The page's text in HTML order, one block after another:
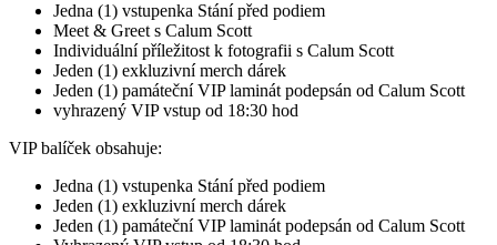
Jedna (1) vstupenka Stání před podiem
Meet & Greet s Calum Scott
Individuální příležitost k fotografii s Calum Scott
Jeden (1) exkluzivní merch dárek
Jeden (1) památeční VIP laminát podepsán od Calum Scott
vyhrazený VIP vstup od 18:30 hod
VIP balíček obsahuje:
Jedna (1) vstupenka Stání před podiem
Jeden (1) exkluzivní merch dárek
Jeden (1) památeční VIP laminát podepsán od Calum Scott